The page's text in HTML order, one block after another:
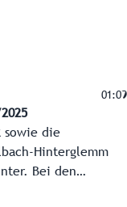
01:09
sowie die
Hinterglemm
Bei den